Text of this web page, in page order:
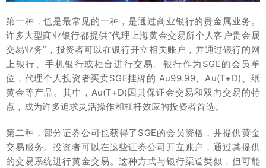
第一种，也是最常见的一种，是通过商业银行的贵金属业务。
许多大型商业银行都提供“代理上海黄金交易所个人客户贵金属
交易业务”，投资者可以在银行开立相关账户，并通过银行的网
上银行、手机银行或柜台进行交易。银行作为SGE的会员单
位，代理个人投资者买卖SGE挂牌的 Au99.99、Au(T+D)、纸
黄金等产品。其中，Au(T+D)因其保证金交易和双向交易的特
点，成为许多追求灵活操作和杠杆效应的投资者首选。
第二种，部分证券公司也获得了SGE的会员资格，并提供黄金
交易服务。投资者可以在这些证券公司开立账户，通过其提供
的交易系统进行黄金交易。这种方式与银行渠道类似，但可能